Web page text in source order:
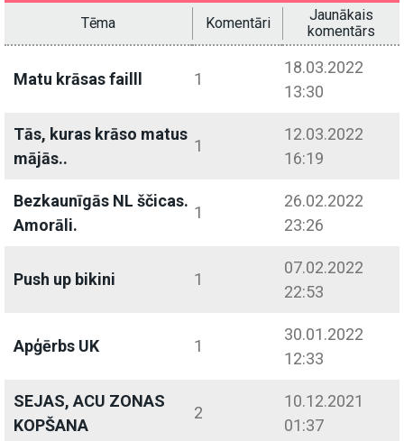
Tēma Komentāri
Jaunākais
komentārs
Matu krāsas failll 1
18.03.2022
13:30
Tās, kuras krāso matus
mājās..
1
12.03.2022
16:19
Bezkaunīgās NL ščicas.
Amorāli.
1
26.02.2022
23:26
Push up bikini 1
07.02.2022
22:53
Apģērbs UK 1
30.01.2022
12:33
SEJAS, ACU ZONAS
KOPŠANA
2
10.12.2021
01:37